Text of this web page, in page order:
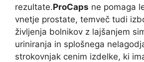
rezultate.ProCaps ne pomaga
vnetje prostate, temveč tudi
življenja bolnikov z lajšanjem
uriniranja in splošnega
strokovnjak cenim izdelke, ki